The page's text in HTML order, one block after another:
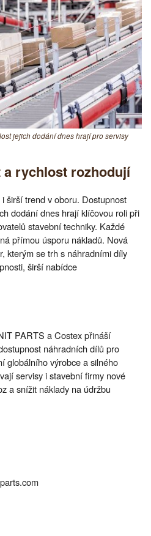
jejich dodání dnes hrají pro servisy
rychlost rozhodují
širší trend v oboru. Dostupnost
dodání dnes hrají klíčovou roli při
stavební techniky. Každé
přímou úsporu nákladů. Nová
kterým se trh s náhradními díly
širší nabídce
PARTS a Costex přináší
náhradních dílů pro
globálního výrobce a silného
servisy i stavební firmy nové
a snížit náklady na údržbu